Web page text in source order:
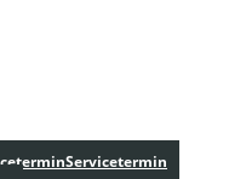
Servicetermin